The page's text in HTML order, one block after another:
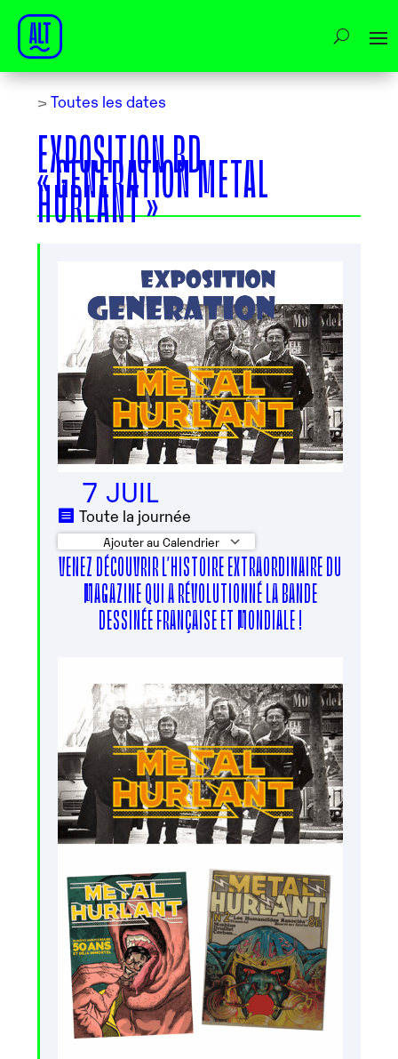
> Toutes les dates
EXPOSITION BD
« GENERATION METAL
HURLANT »
7 JUIL
Toute la journée
Ajouter au Calendrier
Télécharger ICS Calendrier Google
VENEZ DÉCOUVRIR L’HISTOIRE EXTRAORDINAIRE DU
MAGAZINE QUI A RÉVOLUTIONNÉ LA BANDE
DESSINÉE FRANÇAISE ET MONDIALE !